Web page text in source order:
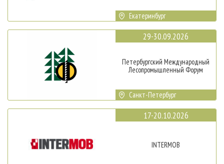
Екатеринбург
29-30.09.2026
Петербургский Международный
Лесопромышленный Форум
Санкт-Петербург
17-20.10.2026
INTERMOB